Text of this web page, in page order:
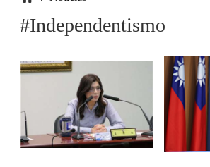
#Independentismo